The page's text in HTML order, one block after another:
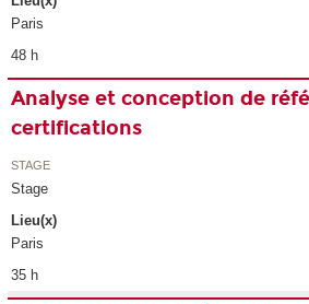
Paris
48 h
Analyse et conception de
certifications
STAGE
Stage
Lieu(x)
Paris
35 h